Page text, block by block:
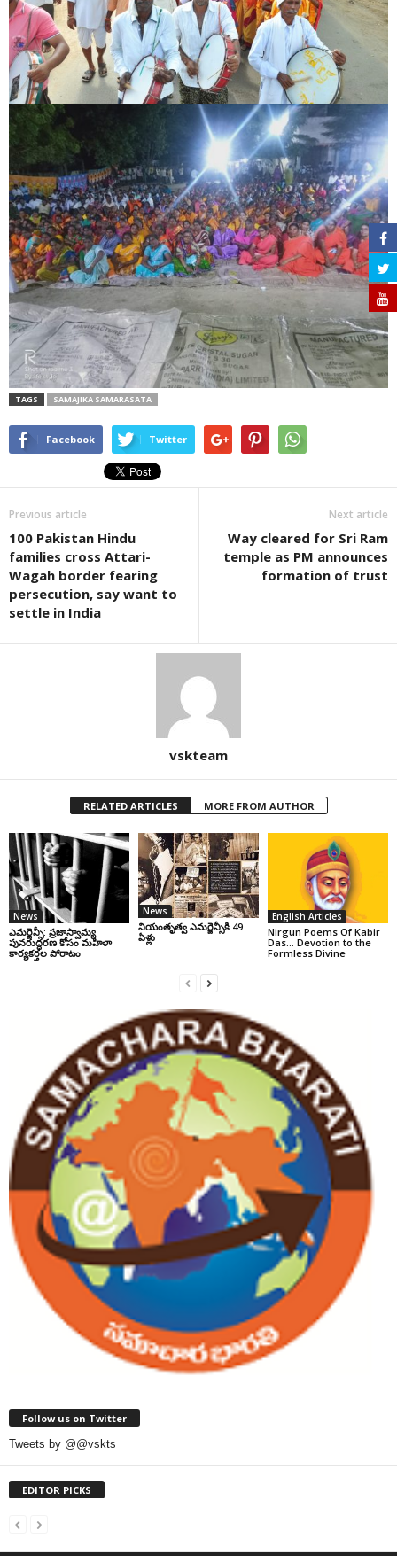
TAGS SAMAJIKA SAMARASATA
Facebook Twitter
Previous article
100 Pakistan Hindu
families cross Attari-
Wagah border fearing
persecution, say want to
settle in India
Next article
Way cleared for Sri Ram
temple as PM announces
formation of trust
vskteam
RELATED ARTICLES MORE FROM AUTHOR
News
ఎమర్జెన్సీ: ప్రజాస్వామ్య
పునరుద్ధరణ కోసం మహిళా
కార్యకర్తల పోరాటం
News
నియంతృత్వ ఎమర్జెన్సీకి 49
ఏళ్లు
English Articles
Nirgun Poems Of Kabir
Das… Devotion to the
Formless Divine
Follow us on Twitter
Tweets by @@vskts
EDITOR PICKS